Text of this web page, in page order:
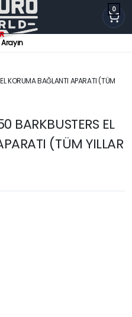
0
KORUMA BAĞLANTI APARATI (TÜM
BARKBUSTERS EL
(TÜM YILLAR